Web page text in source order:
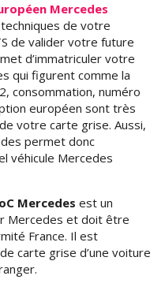
Mercedes
de votre
de valider votre future
d’immatriculer votre
qui figurent comme la
consommation, numéro
européen sont très
votre carte grise. Aussi,
permet donc
véhicule Mercedes
Mercedes est un
Mercedes et doit être
France. Il est
carte grise d’une voiture